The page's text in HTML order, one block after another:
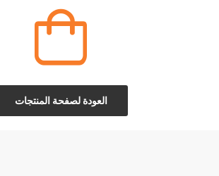
العودة لصفحة المنتجات